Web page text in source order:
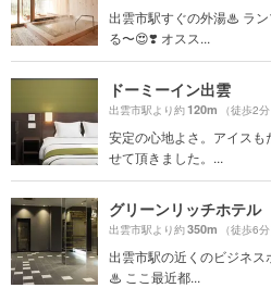
出雲市駅すぐの外湯♨ ラ
る〜😍❣️ オスス...
ドーミーイン出雲
出雲市駅より約120m （徒歩2分
安定の心地よさ。アイスも
せて頂きました。...
グリーンリッチホテル
出雲市駅より約350m （徒歩6分
出雲市駅の近くのビジネ
♨︎ ここ最近都...